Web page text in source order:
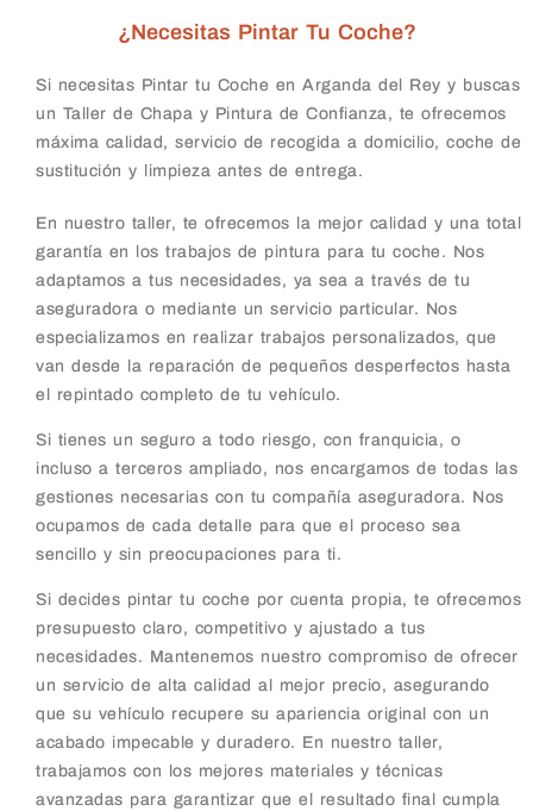
¿Necesitas Pintar Tu Coche?
Si necesitas Pintar tu Coche en Arganda del Rey y buscas
un Taller de Chapa y Pintura de Confianza, te ofrecemos
máxima calidad, servicio de recogida a domicilio, coche de
sustitución y limpieza antes de entrega.
En nuestro taller, te ofrecemos la mejor calidad y una total
garantía en los trabajos de pintura para tu coche. Nos
adaptamos a tus necesidades, ya sea a través de tu
aseguradora o mediante un servicio particular. Nos
especializamos en realizar trabajos personalizados, que
van desde la reparación de pequeños desperfectos hasta
el repintado completo de tu vehículo.
Si tienes un seguro a todo riesgo, con franquicia, o
incluso a terceros ampliado, nos encargamos de todas las
gestiones necesarias con tu compañía aseguradora. Nos
ocupamos de cada detalle para que el proceso sea
sencillo y sin preocupaciones para ti.
Si decides pintar tu coche por cuenta propia, te ofrecemos
presupuesto claro, competitivo y ajustado a tus
necesidades. Mantenemos nuestro compromiso de ofrecer
un servicio de alta calidad al mejor precio, asegurando
que su vehículo recupere su apariencia original con un
acabado impecable y duradero. En nuestro taller,
trabajamos con los mejores materiales y técnicas
avanzadas para garantizar que el resultado final cumpla